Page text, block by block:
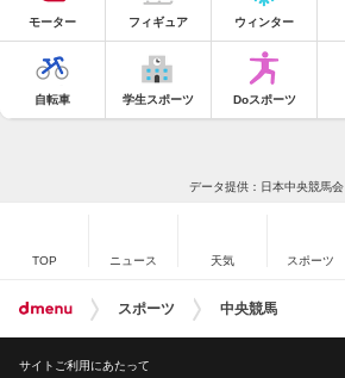
モーター フィギュア ウィンター
自転車 学生スポーツ Doスポーツ
データ提供：日本中央競馬会
TOP ニュース 天気 スポーツ
スポーツ 中央競馬
サイトご利用にあたって